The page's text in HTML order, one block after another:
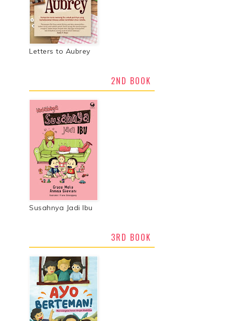
Letters to Aubrey
2ND BOOK
Susahnya Jadi Ibu
3RD BOOK